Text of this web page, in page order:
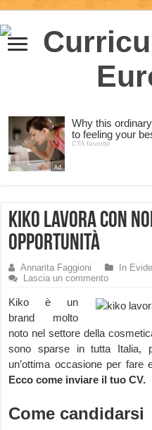
Kiko Lavora con
opportunità
Annarita Faggioni In
Lascia un commento
Kiko è un
brand molto
noto nel settore della
sono sparse in tutta Italia,
un’ottima occasione per fare
Ecco come inviare il tuo CV.
Come candidarsi